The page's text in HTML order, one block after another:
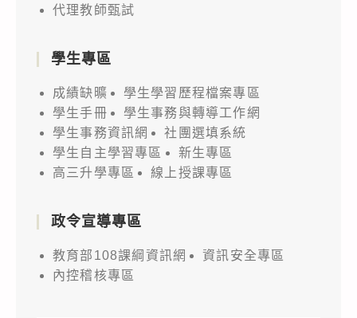
代理教師甄試
學生專區
成績缺曠
學生學習歷程檔案專區
學生手冊
學生事務與轉導工作網
學生事務資訊網
社團選填系統
學生自主學習專區
新生專區
高三升學專區
線上授課專區
政令宣導專區
教育部108課綱資訊網
資訊安全專區
內控稽核專區